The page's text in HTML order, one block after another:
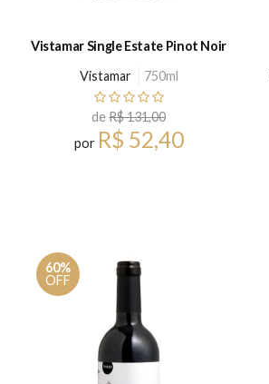
Vistamar Single Estate Pinot Noir
Vistamar
750ml
deR$ 131,00
por R$ 52,40
60%
OFF